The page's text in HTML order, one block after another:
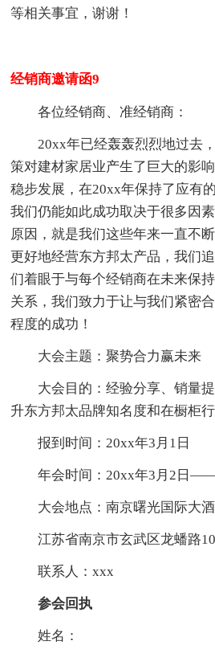
等相关事宜，谢谢！
经销商邀请函9
各位经销商、准经销商：
20xx年已经轰轰烈烈地过去
策对建材家居业产生了巨大的影
稳步发展，在20xx年保持了应有
我们仍能如此成功取决于很多因
原因，就是我们这些年来一直不
更好地经营东方邦太产品，我们
们着眼于与每个经销商在未来保
关系，我们致力于让与我们紧密
程度的成功！
大会主题：聚势合力赢未来
大会目的：经验分享、销量
升东方邦太品牌知名度和在橱柜行
报到时间：20xx年3月1日
年会时间：20xx年3月2日
大会地点：南京曙光国际大
江苏省南京市玄武区龙蟠路
联系人：xxx
参会回执
姓名：